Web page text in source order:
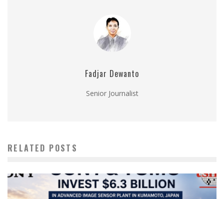
Fadjar Dewanto
Senior Journalist
RELATED POSTS